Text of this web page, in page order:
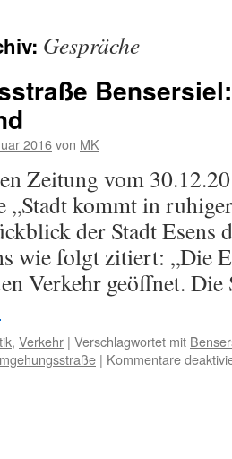
Gespräche
2016von MK
Zeitung vom
„Stadt kommt in
der Stadt Esens
wie folgt zitiert: „Die
Verkehr geöffnet.
, Verkehr | Verschlagwortet mit
| Kommentare